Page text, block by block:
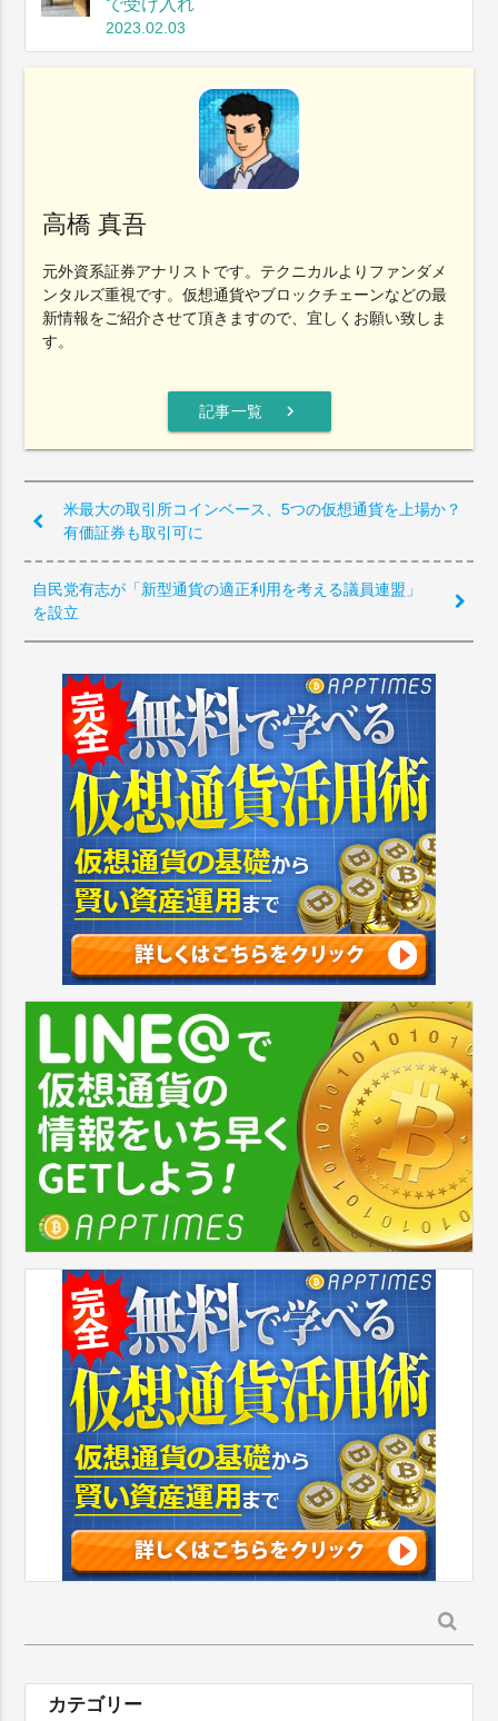
2023.02.03
高橋 真吾
元外資系証券アナリストです。テクニカルよりファンダメ
ンタルズ重視です。仮想通貨やブロックチェーンなどの最
新情報をご紹介させて頂きますので、宜しくお願い致しま
す。
記事一覧 chevron_right
米最大の取引所コインベース、5つの仮想通貨を上場か？
有価証券も取引可に
自民党有志が「新型通貨の適正利用を考える議員連盟」
を設立
索:
カテゴリー